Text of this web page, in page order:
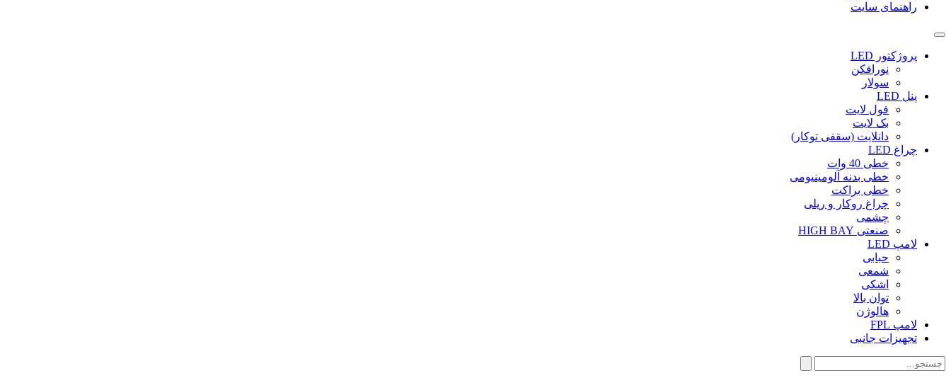
راهنمای سایت
پروژکتور LED
نورافکن
سولار
پنل LED
فول لایت
بک لایت
دانلایت (سقفی توکار)
چراغ LED
خطی 40 وات
خطی بدنه آلومینیومی
خطی براکت
چراغ روکار و ریلی
چشمی
صنعتی HIGH BAY
لامپ LED
حبابی
شمعی
اشکی
توان بالا
هالوژن
لامپ FPL
تجهیزات جانبی